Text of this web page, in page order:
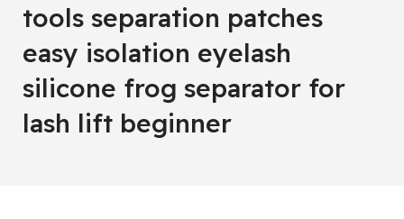
tools separation patches
easy isolation eyelash
silicone frog separator for
lash lift beginner